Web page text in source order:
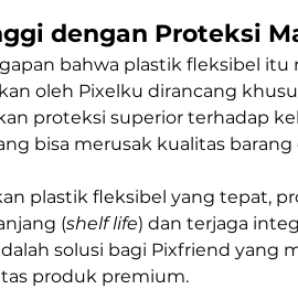
dengan Proteksi
bahwa plastik fleksibel itu
oleh Pixelku dirancang
proteksi superior terhadap
bisa merusak kualitas
plastik fleksibel yang tepat,
(shelf life) dan terjaga
solusi bagi Pixfriend yang
produk premium.